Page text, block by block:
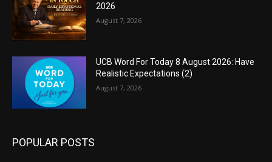
2026
August 7, 2026
UCB Word For Today 8 August 2026: Have
Realistic Expectations (2)
August 7, 2026
POPULAR POSTS